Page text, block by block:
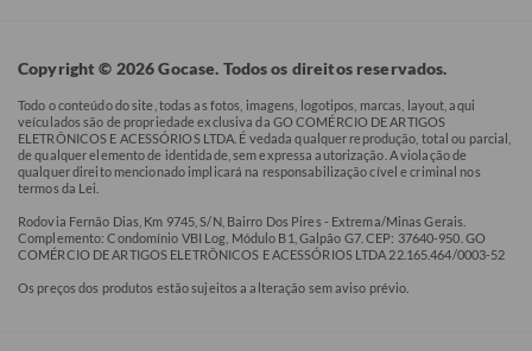
Copyright © 2026 Gocase. Todos os direitos reservados.
Todo o conteúdo do site, todas as fotos, imagens, logotipos, marcas, layout, aqui
veículados são de propriedade exclusiva da GO COMÉRCIO DE ARTIGOS
ELETRÔNICOS E ACESSÓRIOS LTDA. É vedada qualquer reprodução, total ou parcial,
de qualquer elemento de identidade, sem expressa autorização. A violação de
qualquer direito mencionado implicará na responsabilização cível e criminal nos
termos da Lei.
Rodovia Fernão Dias, Km 9745, S/N, Bairro Dos Pires - Extrema/Minas Gerais.
Complemento: Condomínio VBI Log, Módulo B1, Galpão G7. CEP: 37640-950. GO
COMÉRCIO DE ARTIGOS ELETRÔNICOS E ACESSÓRIOS LTDA 22.165.464/0003-52
Os preços dos produtos estão sujeitos a alteração sem aviso prévio.